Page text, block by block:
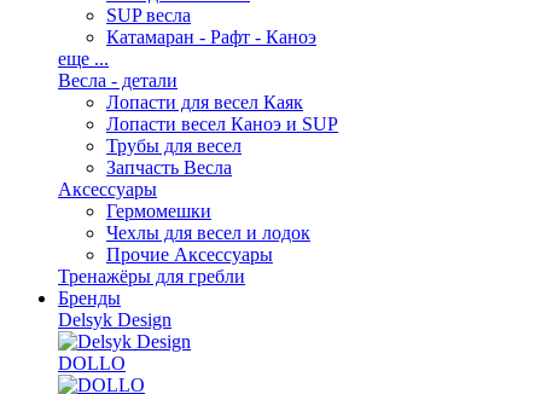
SUP весла
Катамаран - Рафт - Каноэ
еще ...
Весла - детали
Лопасти для весел Каяк
Лопасти весел Каноэ и SUP
Трубы для весел
Запчасть Весла
Аксессуары
Гермомешки
Чехлы для весел и лодок
Прочие Аксессуары
Тренажёры для гребли
Бренды
Delsyk Design
DOLLO